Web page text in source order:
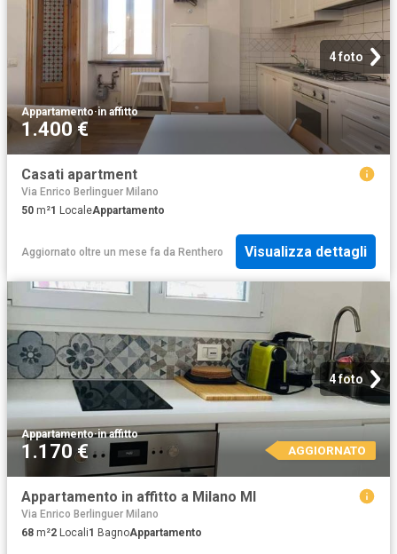
4 foto
Appartamento·in affitto
1.400 €
Casati apartment
Via Enrico Berlinguer Milano
50 m²1 LocaleAppartamento
Aggiornato oltre un mese fa da Renthero Visualizza dettagli
4 foto
Appartamento·in affitto
1.170 € AGGIORNATO
Appartamento in affitto a Milano MI
Via Enrico Berlinguer Milano
68 m²2 Locali1 BagnoAppartamento